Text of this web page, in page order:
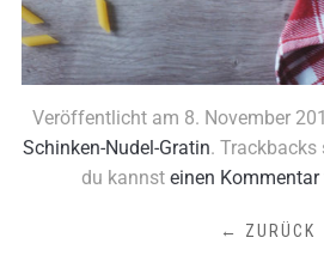
Veröffentlicht am 8. November
Schinken-Nudel-Gratin. Trackbacks
du kannst einen
← ZURÜCK